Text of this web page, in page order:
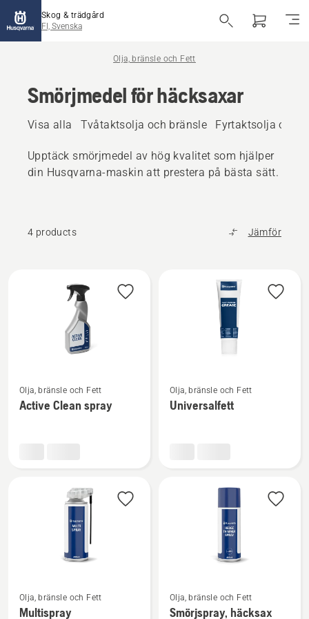
Skog & trädgård
FI, Svenska
Olja, bränsle och Fett
Smörjmedel för häcksaxar
Visa alla Tvåtaktsolja och bränsle Fyrtaktsolja och
Upptäck smörjmedel av hög kvalitet som hjälper
din Husqvarna-maskin att prestera på bästa sätt.
4 products Jämför
produkter
mer
information
Olja, bränsle och Fett
Active Clean spray
mer
information
Olja, bränsle och Fett
Universalfett
mer
Olja, bränsle och Fett
Multispray
mer
Olja, bränsle och Fett
Smörjspray, häcksax